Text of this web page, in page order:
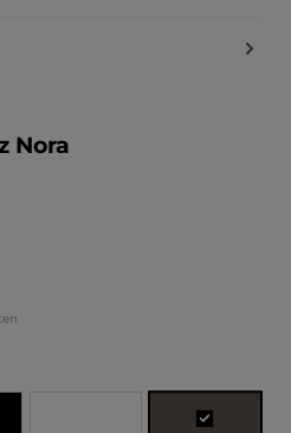
Nora
5 von 5 Sternen